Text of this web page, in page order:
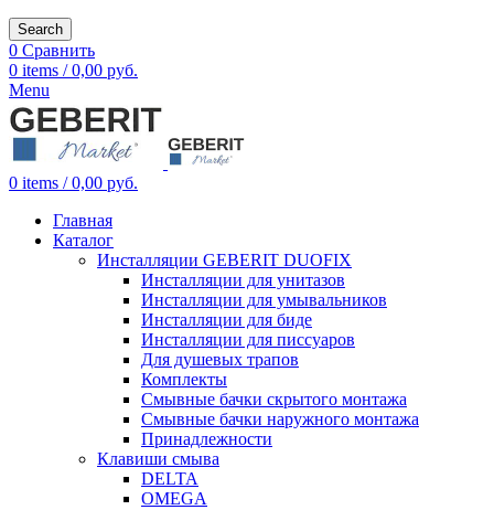
Search
0 Сравнить
0 items / 0,00 руб.
Menu
0 items / 0,00 руб.
Главная
Каталог
Инсталляции GEBERIT DUOFIX
Инсталляции для унитазов
Инсталляции для умывальников
Инсталляции для биде
Инсталляции для писсуаров
Для душевых трапов
Комплекты
Смывные бачки скрытого монтажа
Смывные бачки наружного монтажа
Принадлежности
Клавиши смыва
DELTA
OMEGA